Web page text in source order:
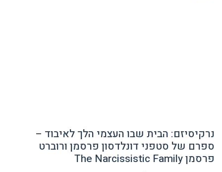
נרקיסיזם: הבית שבו העצמי הלך לאיבוד –
ספרם של סטפני דונלדסון פרסמן ורוברט
פרסמן The Narcissistic Family